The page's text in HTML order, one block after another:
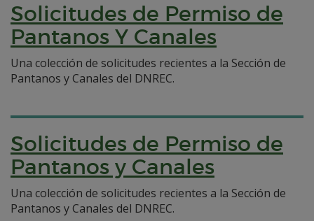
Solicitudes de Permiso de
Pantanos Y Canales
Una colección de solicitudes recientes a la Sección de
Pantanos y Canales del DNREC.
Solicitudes de Permiso de
Pantanos y Canales
Una colección de solicitudes recientes a la Sección de
Pantanos y Canales del DNREC.